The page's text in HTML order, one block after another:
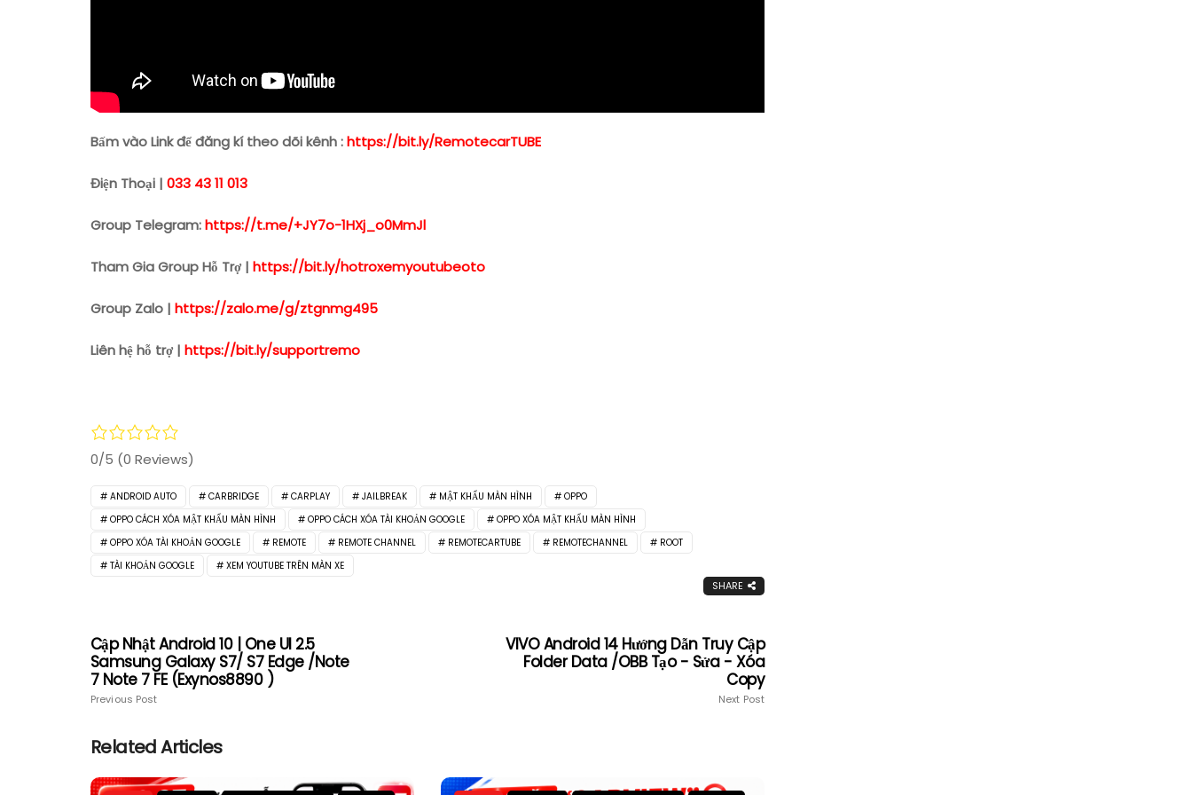
Bấm vào Link để đăng kí theo dõi kênh :https://bit.ly/RemotecarTUBE
Điện Thoại | 033 43 11 013
Group Telegram:https://t.me/+JY7o-1HXj_o0MmJl
Tham Gia Group Hỗ Trợ | https://bit.ly/hotroxemyoutubeoto
Group Zalo | https://zalo.me/g/ztgnmg495
Liên hệ hỗ trợ | https://bit.ly/supportremo
0/5 (0 Reviews)
ANDROID AUTO CARBRIDGE CARPLAY JAILBREAK MẬT KHẨU MÀN HÌNH
OPPO
OPPO CÁCH XÓA MẬT KHẨU MÀN HÌNH
OPPO CÁCH XÓA TÀI KHOẢN GOOGLE
OPPO XÓA MẬT KHẨU MÀN HÌNH
OPPO XÓA TÀI KHOẢN GOOGLE
REMOTE REMOTE CHANNEL REMOTECARTUBE REMOTECHANNEL
ROOT
TÀI KHOẢN GOOGLE
XEM YOUTUBE TRÊN MÀN XE
SHARE
Cập Nhật Android 10 | One UI 2.5
Samsung Galaxy S7/ S7 Edge /Note
7 Note 7 FE (Exynos8890 )
Previous Post
VIVO Android 14 Hướng Dẫn Truy Cập
Folder Data /OBB Tạo - Sửa - Xóa
Copy
Next Post
Related Articles